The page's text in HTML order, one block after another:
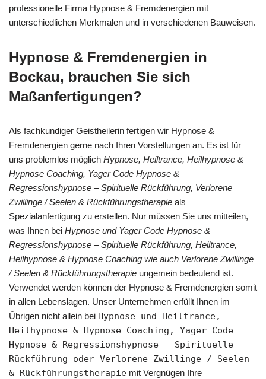
professionelle Firma Hypnose & Fremdenergien mit
unterschiedlichen Merkmalen und in verschiedenen Bauweisen.
Hypnose & Fremdenergien in
Bockau, brauchen Sie sich
Maßanfertigungen?
Als fachkundiger Geistheilerin fertigen wir Hypnose &
Fremdenergien gerne nach Ihren Vorstellungen an. Es ist für
uns problemlos möglich Hypnose, Heiltrance, Heilhypnose &
Hypnose Coaching, Yager Code Hypnose &
Regressionshypnose – Spirituelle Rückführung, Verlorene
Zwillinge / Seelen & Rückführungstherapie als
Spezialanfertigung zu erstellen. Nur müssen Sie uns mitteilen,
was Ihnen bei Hypnose und Yager Code Hypnose &
Regressionshypnose – Spirituelle Rückführung, Heiltrance,
Heilhypnose & Hypnose Coaching wie auch Verlorene Zwillinge
/ Seelen & Rückführungstherapie ungemein bedeutend ist.
Verwendet werden können der Hypnose & Fremdenergien somit
in allen Lebenslagen. Unser Unternehmen erfüllt Ihnen im
Übrigen nicht allein bei Hypnose und Heiltrance,
Heilhypnose & Hypnose Coaching, Yager Code
Hypnose & Regressionshypnose - Spirituelle
Rückführung oder Verlorene Zwillinge / Seelen
& Rückführungstherapie mit Vergnügen Ihre